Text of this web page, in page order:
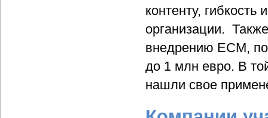
контенту,
организации.
внедрению ECM,
до 1 млн евро. В
нашли свое